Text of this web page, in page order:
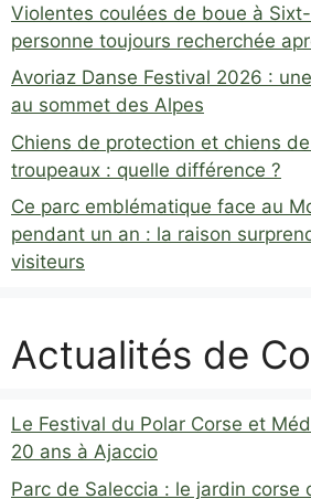
Violentes coulées de boue à
personne toujours recherchée
Avoriaz Danse Festival 2026 :
au sommet des Alpes
Chiens de protection et chiens
troupeaux : quelle différence ?
Ce parc emblématique face au
pendant un an : la raison
visiteurs
Actualités de
Le Festival du Polar Corse et
20 ans à Ajaccio
Parc de Saleccia : le jardin corse